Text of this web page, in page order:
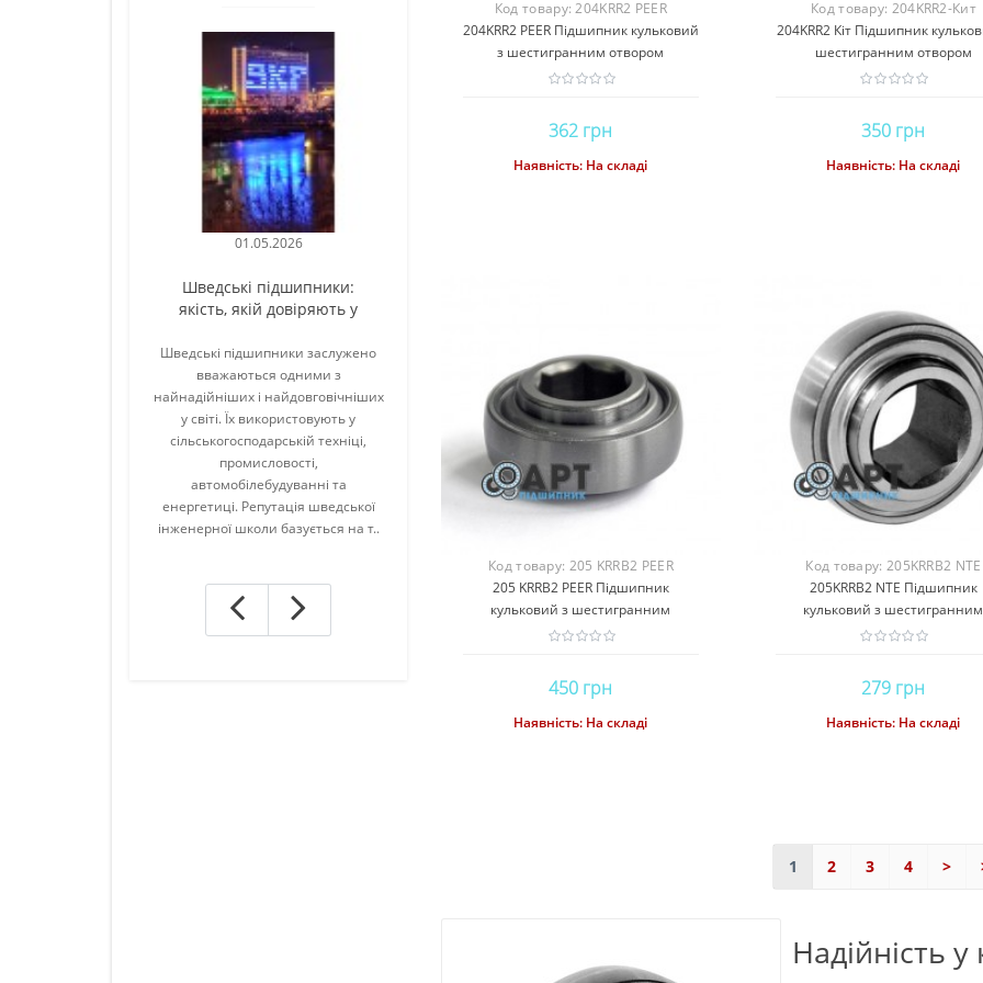
01.05.2026
Шведські підшипники:
якість, якій довіряють у
Шведські підшипники заслужено
вважаються одними з
найнадійніших і найдовговічніших
у світі. Їх використовують у
сільськогосподарській техніці,
промисловості,
автомобілебудуванні та
енергетиці. Репутація шведської
інженерної школи базується на т..
Японський підшипник давно
вважається еталоном надійності та
точності у світі машинобудування.
Продукція японських виробників
широко використовується у
сільськогосподарській техніці,
автомобілях, промисловому
обладнанні та інших сферах, де
ТОП-5 помилок при установці
підшипників у сільгосптехніку
Підшипники – одна з
найважливіших деталей будь-якої
сільськогосподарської техніки. Від
їх правильної установки залежить
ефективність роботи комбайнів,
тракторів, сівалок та іншого
вони
Підшипники — це
надзвичайно
якої машини чи
забезпечують
валів,
навантаження.
найякісніші
потребують
Якщо
Код товару:204KRR2 PEER
204KRR2 PEER Підшипник кульковий
з шестигранним отвором
362 грн
Купити
Наявність: На складі
Код товару: 204KRR2-Кит
204KRR2 Кіт Підшипник
шестигранним отвором
350 грн
Купити
Наявність: На складі
Код товару: 205 KRRB2 PEER
205 KRRB2 PEER Підшипник
кульковий з шестигранним
отвором
450 грн
Купити
Наявність: На складі
Код товару: 205KRRB2 NTE
205KRRB2 NTE Підшипник
кульковий з шестигранним
отвором
279 грн
Купити
Наявність: На складі
1 2 3 4 >
Надійність